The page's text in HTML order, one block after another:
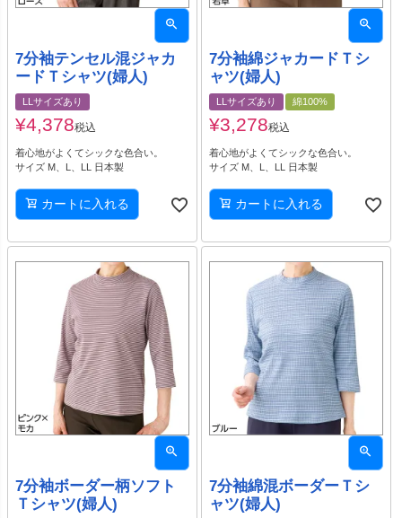
7分袖テンセル混ジャカ
ードＴシャツ(婦人)
LLサイズあり
¥4,378税込
着心地がよくてシックな色合い。
サイズ M、L、LL 日本製
カートに入れる
7分袖綿ジャカードＴシ
ャツ(婦人)
LLサイズあり 綿100%
¥3,278税込
着心地がよくてシックな色合い。
サイズ M、L、LL 日本製
カートに入れる
7分袖ボーダー柄ソフト
Ｔシャツ(婦人)
7分袖綿混ボーダーＴシ
ャツ(婦人)